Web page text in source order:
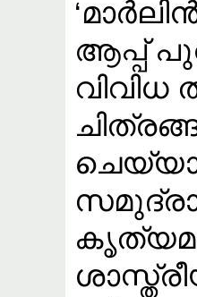
ആപ്പ്
വിവിധ